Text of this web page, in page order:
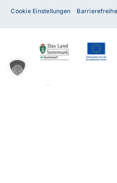
Unterstützung?
Unser Team ist gerne für
Kontakt mit uns auf – wir
Cookie Einstellungen